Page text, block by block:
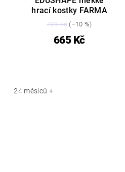
hrací kostky FARMA
739 Kč(–10 %)
665 Kč
24 měsíců +